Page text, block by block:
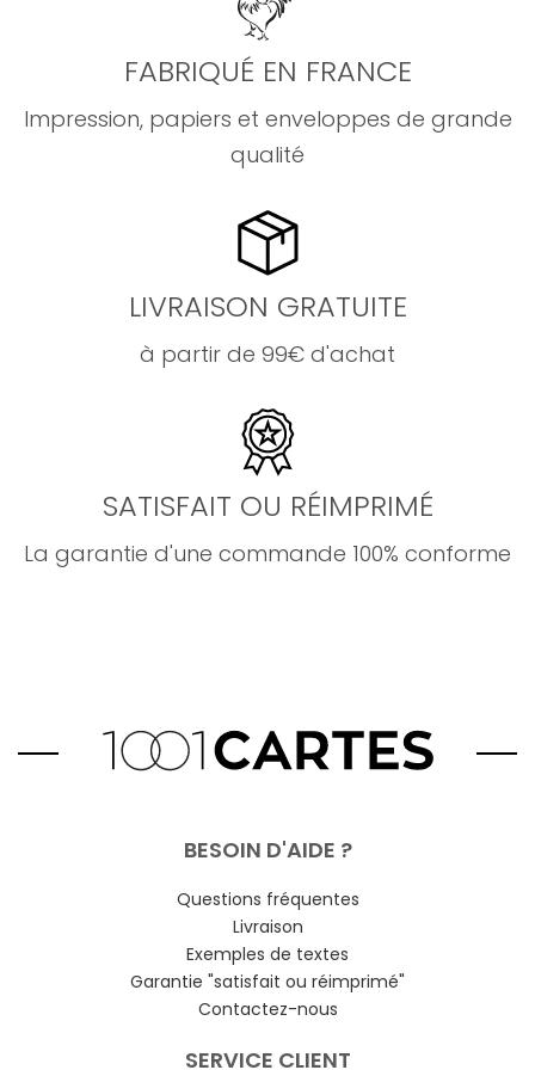
FABRIQUÉ EN FRANCE
Impression, papiers et enveloppes de grande
qualité
LIVRAISON GRATUITE
à partir de 99€ d'achat
SATISFAIT OU RÉIMPRIMÉ
La garantie d'une commande 100% conforme
BESOIN D'AIDE ?
Questions fréquentes
Livraison
Exemples de textes
Garantie "satisfait ou réimprimé"
Contactez-nous
SERVICE CLIENT